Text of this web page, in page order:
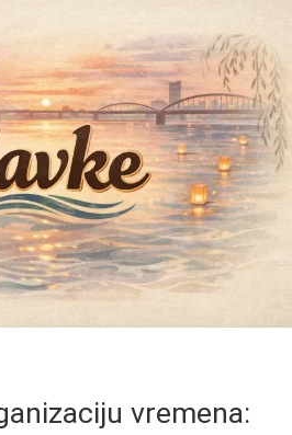
vremena: